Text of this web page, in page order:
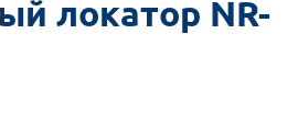
локатор NR-